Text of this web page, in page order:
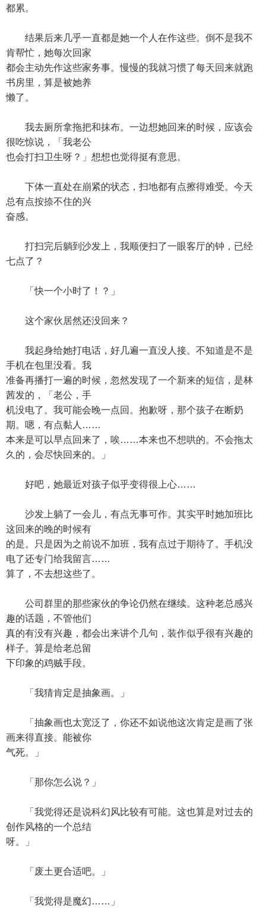
都累。
结果后来几乎一直都是她一个人在作这些。倒不是我不
肯帮忙，她每次回家
都会主动先作这些家务事。慢慢的我就习惯了每天回来就跑
书房里，算是被她养
懒了。
我去厕所拿拖把和抹布。一边想她回来的时候，应该会
很吃惊说，「我老公
也会打扫卫生呀？」想想也觉得挺有意思。
下体一直处在崩紧的状态，扫地都有点擦得难受。今天
总有点按捺不住的兴
奋感。
打扫完后躺到沙发上，我顺便扫了一眼客厅的钟，已经
七点了？
「快一个小时了！？」
这个家伙居然还没回来？
我起身给她打电话，好几遍一直没人接。不知道是不是
手机在包里没看。我
准备再播打一遍的时候，忽然发现了一个新来的短信，是林
茜发的，「老公，手
机没电了。我可能会晚一点回。抱歉呀，那个孩子在断奶
期。嗯，有点黏人……
本来是可以早点回来了，唉……本来也不想哄的。不会拖太
久的，会尽快回来的。」
好吧，她最近对孩子似乎变得很上心……
沙发上躺了一会儿，有点无事可作。其实平时她加班比
这回来的晚的时候有
的是。只是因为之前说不加班，我有点过于期待了。手机没
电了还专门给我留言……
算了，不去想这些了。
公司群里的那些家伙的争论仍然在继续。这种老总感兴
趣的话题，不管他们
真的有没有兴趣，都会出来讲个几句，装作似乎很有兴趣的
样子。算是给老总留
下印象的鸡贼手段。
「我猜肯定是抽象画。」
「抽象画也太宽泛了，你还不如说他这次肯定是画了张
画来得直接。能被你
气死。」
「那你怎么说？」
「我觉得还是说科幻风比较有可能。这也算是对过去的
创作风格的一个总结
呀。」
「废土更合适吧。」
「我觉得是魔幻……」